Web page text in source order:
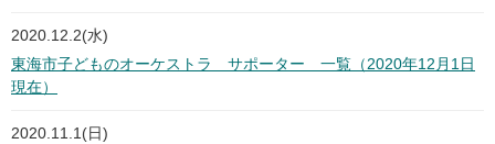
2020.12.2(水)
東海市子どものオーケストラ サポーター 一覧（2020年12月1日
現在）
2020.11.1(日)